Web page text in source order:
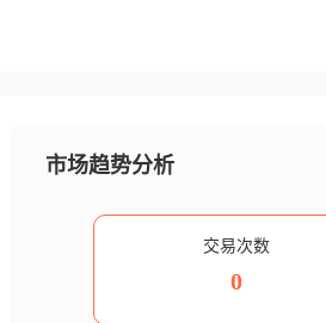
市场趋势分析
交易次数
0